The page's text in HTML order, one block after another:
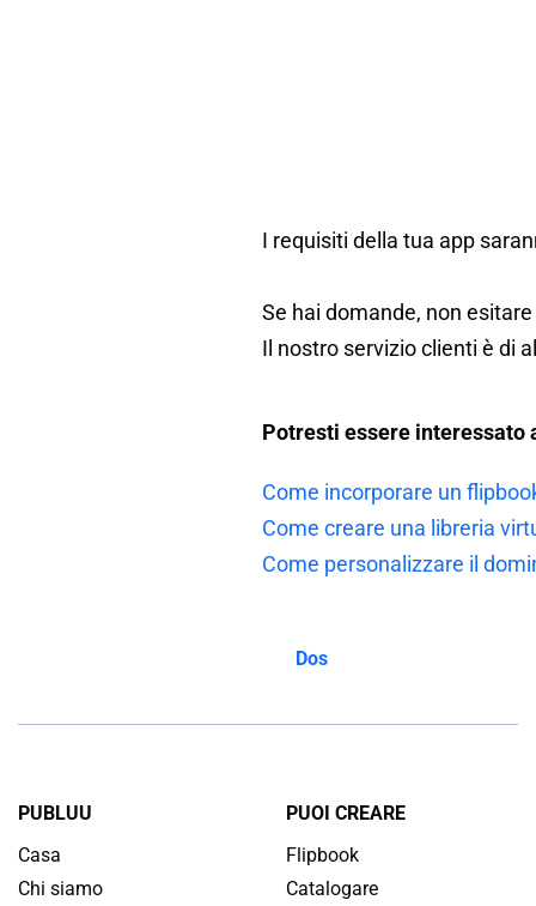
I requisiti della tua app
Se hai domande, non
Il nostro servizio clienti è di
Potresti essere interessato
Come incorporare un
Come creare una libreria
Come personalizzare il
Dos
PUBLUU
Casa
Chi siamo
PUOI CREARE
Flipbook
Catalogare